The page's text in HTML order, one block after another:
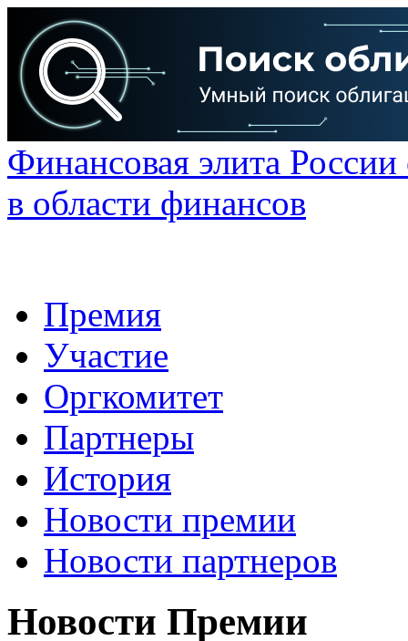
Финансовая элита
в области финансов
Премия
Участие
Оргкомитет
Партнеры
История
Новости премии
Новости партнеров
Новости Премии